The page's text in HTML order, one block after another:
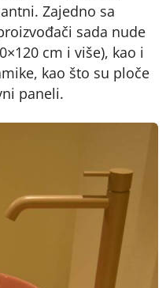
Zajedno sa
sada nude
cm i više), kao i
kao što su ploče
paneli.